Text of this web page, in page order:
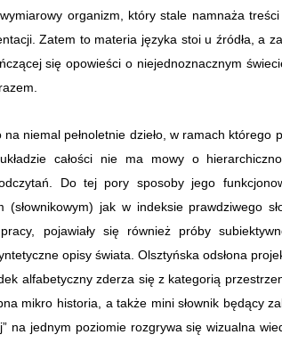
organizm, który stale namnaża
Zatem to materia języka stoi u źródła, a
się opowieści o niejednoznacznym
na niemal pełnoletnie dzieło, w ramach
całości nie ma mowy o
Do tej pory sposoby jego
(słownikowym) jak w indeksie prawdziwego
pojawiały się również próby
opisy świata. Olsztyńska odsłona
alfabetyczny zderza się z kategorią
mikro historia, a także mini słownik będący
na jednym poziomie rozgrywa się wizualna